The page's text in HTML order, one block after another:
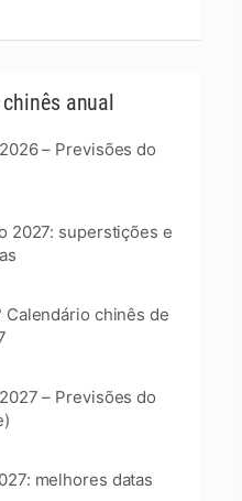
anual
– Previsões do
2027: superstições e
Calendário chinês de
– Previsões do
melhores datas